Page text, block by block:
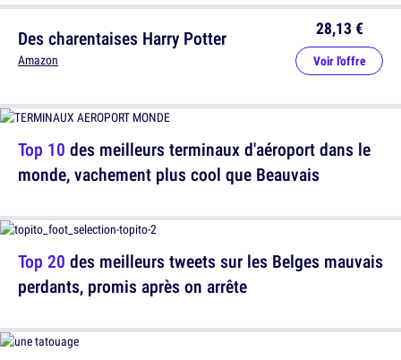
Top 10 des meilleurs terminaux d'aéroport dans le
monde, vachement plus cool que Beauvais
Des charentaises Harry Potter
Amazon
28,13 €
Voir l'offre
Top 20 des meilleurs tweets sur les Belges mauvais
perdants, promis après on arrête